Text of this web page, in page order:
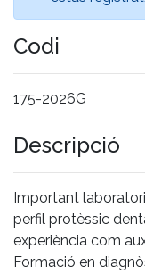
Codi
175-2026G
Descripció
Important
perfil protèssic
experiència com
Formació en